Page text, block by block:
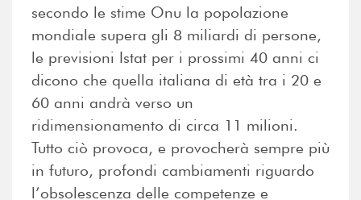
secondo le stime Onu la popolazione
mondiale supera gli 8 miliardi di persone,
le previsioni Istat per i prossimi 40 anni ci
dicono che quella italiana di età tra i 20 e
60 anni andrà verso un
ridimensionamento di circa 11 milioni.
Tutto ciò provoca, e provocherà sempre più
in futuro, profondi cambiamenti riguardo
l’obsolescenza delle competenze e